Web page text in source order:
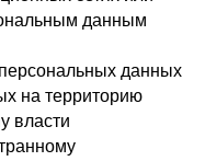
данным
данных
на территорию
власти